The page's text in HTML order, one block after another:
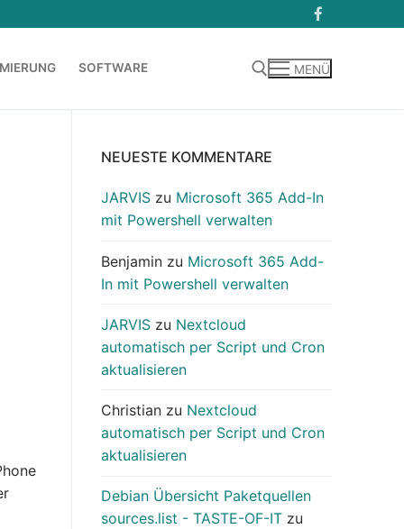
SOFTWARE MENÜ
NEUESTE KOMMENTARE
JARVIS zu Microsoft 365 Add-In
mit Powershell verwalten
Benjamin zu Microsoft 365 Add-
In mit Powershell verwalten
JARVIS zu Nextcloud
automatisch per Script und Cron
aktualisieren
Christian zu Nextcloud
automatisch per Script und Cron
aktualisieren
Debian Übersicht Paketquellen
sources.list - TASTE-OF-IT zu